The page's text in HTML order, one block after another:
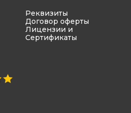
Реквизиты
Договор оферты
Лицензии и
Сертификаты